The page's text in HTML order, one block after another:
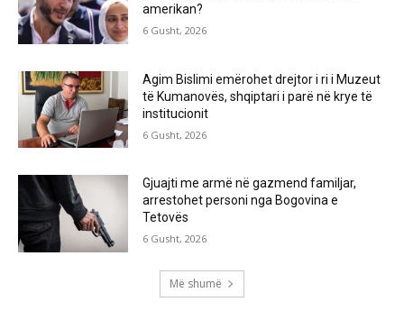
amerikan?
6 Gusht, 2026
Agim Bislimi emërohet drejtor i ri i Muzeut
të Kumanovës, shqiptari i parë në krye të
institucionit
6 Gusht, 2026
Gjuajti me armë në gazmend familjar,
arrestohet personi nga Bogovina e
Tetovës
6 Gusht, 2026
Më shumë